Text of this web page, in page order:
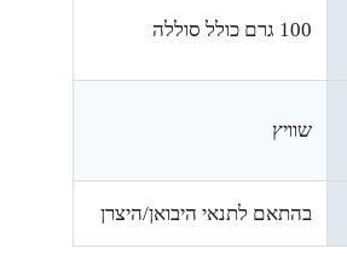
100 גרם כולל סוללה
שוויץ
בהתאם לתנאי היבואן/היצרן